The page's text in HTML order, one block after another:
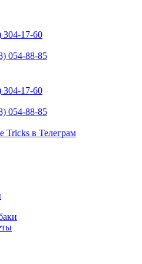
304-17-60
054-88-85
304-17-60
054-88-85